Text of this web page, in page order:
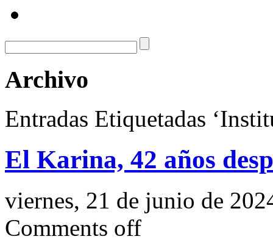
Archivo
Entradas Etiquetadas
El Karina, 42 años
viernes, 21 de junio de
Comments off